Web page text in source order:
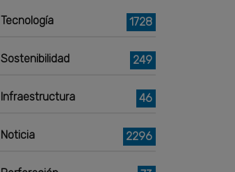
Tecnología 1728
Sostenibilidad 249
Infraestructura 46
Noticia 2296